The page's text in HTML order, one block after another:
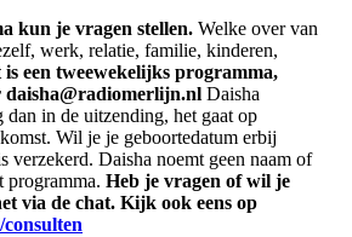
kun je vragen stellen. Welke over van
werk, relatie, familie, kinderen,
is een tweewekelijks programma,
Daisha
dan in de uitzending, het gaat op
Wil je je geboortedatum erbij
verzekerd. Daisha noemt geen naam of
programma. Heb je vragen of wil je
via de chat. Kijk ook eens op